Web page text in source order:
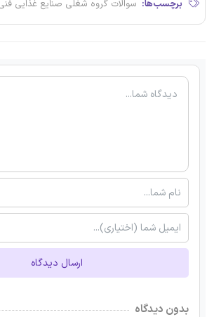
برچسب‌ها: سوالات گروه شغلی صنایع غذایی
ارسال دیدگاه
بدون دیدگاه